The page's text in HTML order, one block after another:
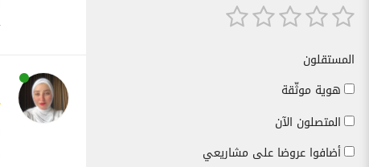
المستقلون
هوية موثّقة
المتصلون الآن
أضافوا عروضا على مشاريعي